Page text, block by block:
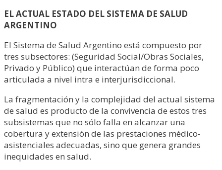
EL ACTUAL ESTADO DEL SISTEMA DE SALUD
ARGENTINO
El Sistema de Salud Argentino está compuesto por
tres subsectores: (Seguridad Social/Obras Sociales,
Privado y Público) que interactúan de forma poco
articulada a nivel intra e interjurisdiccional.
La fragmentación y la complejidad del actual sistema
de salud es producto de la convivencia de estos tres
subsistemas que no sólo falla en alcanzar una
cobertura y extensión de las prestaciones médico-
asistenciales adecuadas, sino que genera grandes
inequidades en salud.